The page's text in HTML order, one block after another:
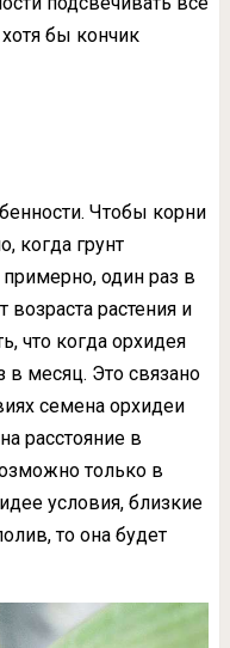
бы кончик
Чтобы корни
когда грунт
один раз в
растения и
что когда орхидея
в месяц. Это связано
семена орхидеи
расстояние в
только в
условия, близкие
то она будет